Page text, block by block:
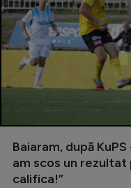
Baiaram, după
am scos un
califica!”